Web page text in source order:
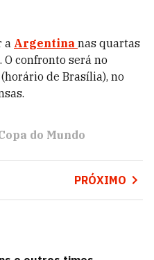
a Argentina nas quartas
. O confronto será no
de Brasília), no
do Mundo
PRÓXIMO